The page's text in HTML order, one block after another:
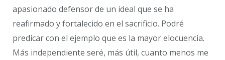
apasionado defensor de un ideal que se ha
reafirmado y fortalecido en el sacrificio. Podré
predicar con el ejemplo que es la mayor elocuencia.
Más independiente seré, más útil, cuanto menos me